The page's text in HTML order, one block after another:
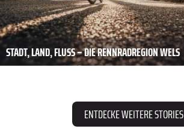
STADT, LAND, FLUSS – DIE RENNRADREGION WELS
ENTDECKE WEITERE STORIES